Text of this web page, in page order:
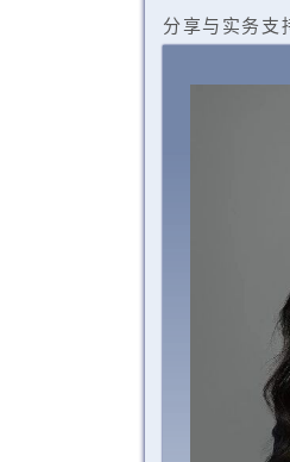
分享与实务支